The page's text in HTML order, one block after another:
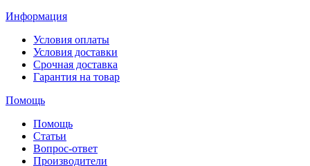
Информация
Условия оплаты
Условия доставки
Срочная доставка
Гарантия на товар
Помощь
Помощь
Статьи
Вопрос-ответ
Производители